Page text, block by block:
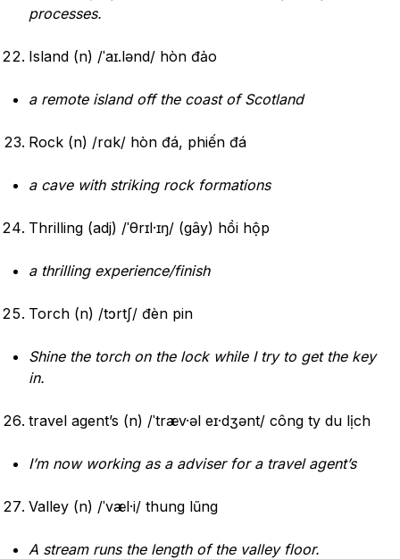
processes.
Island (n) /ˈaɪ.lənd/ hòn đảo
a remote island off the coast of Scotland
Rock (n) /rɑk/ hòn đá, phiến đá
a cave with striking rock formations
Thrilling (adj) /ˈθrɪl·ɪŋ/ (gây) hồi hộp
a thrilling experience/finish
Torch (n) /tɔrtʃ/ đèn pin
Shine the torch on the lock while I try to get the key
in.
travel agent’s (n) /ˈtræv·əl eɪ·dʒənt/ công ty du lịch
I’m now working as a adviser for a travel agent’s
Valley (n) /ˈvæl·i/ thung lũng
A stream runs the length of the valley floor.